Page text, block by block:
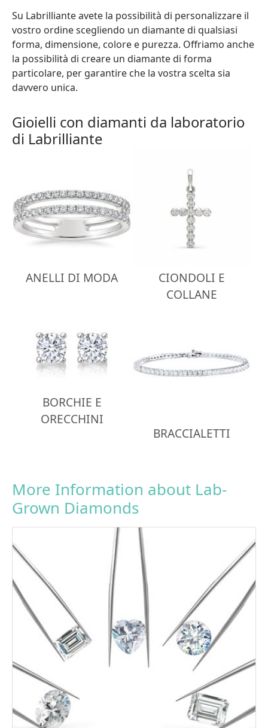
Su Labrilliante avete la possibilità di personalizzare il
vostro ordine scegliendo un diamante di qualsiasi
forma, dimensione, colore e purezza. Offriamo anche
la possibilità di creare un diamante di forma
particolare, per garantire che la vostra scelta sia
davvero unica.
ANELLI DI MODA
CIONDOLI E
COLLANE
BORCHIE E
ORECCHINI
BRACCIALETTI
Gioielli con diamanti da laboratorio
di Labrilliante
More Information about Lab-
Grown Diamonds